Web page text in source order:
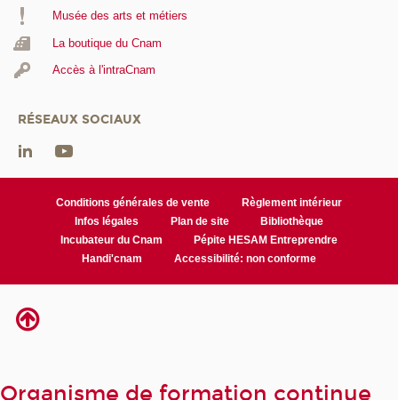
Musée des arts et métiers
La boutique du Cnam
Accès à l'intraCnam
RÉSEAUX SOCIAUX
Conditions générales de vente
Règlement intérieur
Infos légales
Plan de site
Bibliothèque
Incubateur du Cnam
Pépite HESAM Entreprendre
Handi'cnam
Accessibilité: non conforme
Organisme de formation continue